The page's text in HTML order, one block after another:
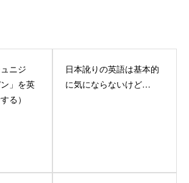
ニジ
」を英
る）
日本訛りの英語は基本的
に気にならないけど…